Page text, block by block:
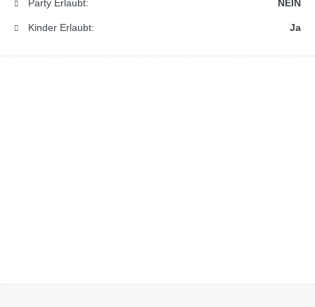
Party Erlaubt: NEIN
Kinder Erlaubt: Ja